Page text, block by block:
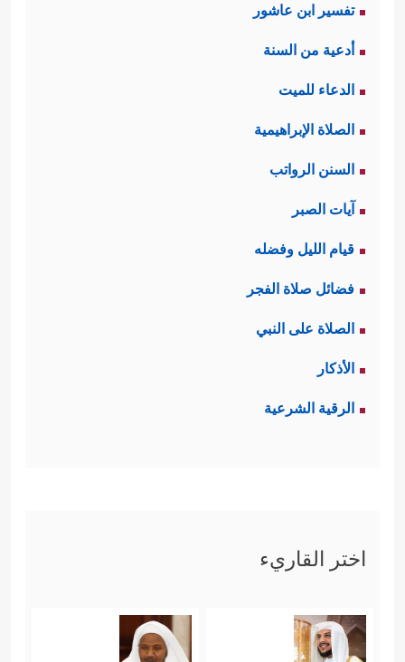
تفسير ابن عاشور
أدعية من السنة
الدعاء للميت
الصلاة الإبراهيمية
السنن الرواتب
آيات الصبر
قيام الليل وفضله
فضائل صلاة الفجر
الصلاة على النبي
الأذكار
الرقية الشرعية
اختر القاريء